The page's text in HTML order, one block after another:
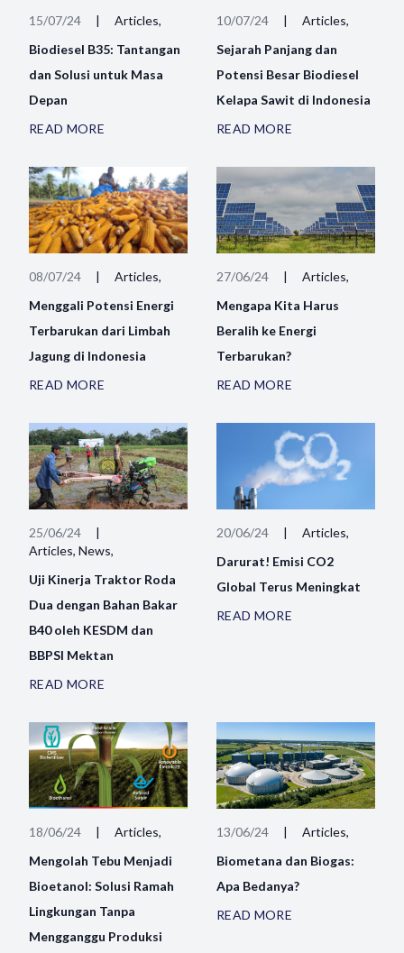
15/07/24 |
Articles,
Biodiesel B35: Tantangan
dan Solusi untuk Masa
Depan
READ MORE
10/07/24 |
Articles,
Sejarah Panjang dan
Potensi Besar Biodiesel
Kelapa Sawit di Indonesia
READ MORE
08/07/24 |
Articles,
Menggali Potensi Energi
Terbarukan dari Limbah
Jagung di Indonesia
READ MORE
27/06/24 |
Articles,
Mengapa Kita Harus
Beralih ke Energi
Terbarukan?
READ MORE
25/06/24
|
Articles, News,
Uji Kinerja Traktor Roda
Dua dengan Bahan Bakar
B40 oleh KESDM dan
BBPSI Mektan
READ MORE
20/06/24 |
Articles,
Darurat! Emisi CO2
Global Terus Meningkat
READ MORE
18/06/24 |
Articles,
Mengolah Tebu Menjadi
Bioetanol: Solusi Ramah
Lingkungan Tanpa
Mengganggu Produksi
13/06/24 |
Articles,
Biometana dan Biogas:
Apa Bedanya?
READ MORE